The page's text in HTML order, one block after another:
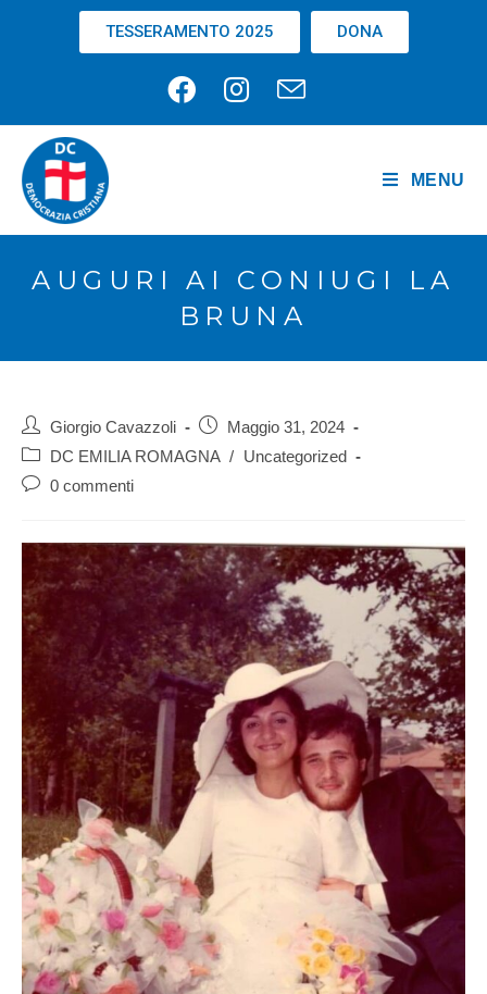
TESSERAMENTO 2025 DONA
MENU
AUGURI AI CONIUGI LA
BRUNA
Giorgio Cavazzoli
Maggio 31, 2024
DC EMILIA ROMAGNA /
Uncategorized
0 commenti